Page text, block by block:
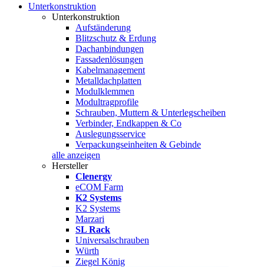
Unterkonstruktion
Unterkonstruktion
Aufständerung
Blitzschutz & Erdung
Dachanbindungen
Fassadenlösungen
Kabelmanagement
Metalldachplatten
Modulklemmen
Modultragprofile
Schrauben, Muttern & Unterlegscheiben
Verbinder, Endkappen & Co
Auslegungsservice
Verpackungseinheiten & Gebinde
alle anzeigen
Hersteller
Clenergy
eCOM Farm
K2 Systems
K2 Systems
Marzari
SL Rack
Universalschrauben
Würth
Ziegel König